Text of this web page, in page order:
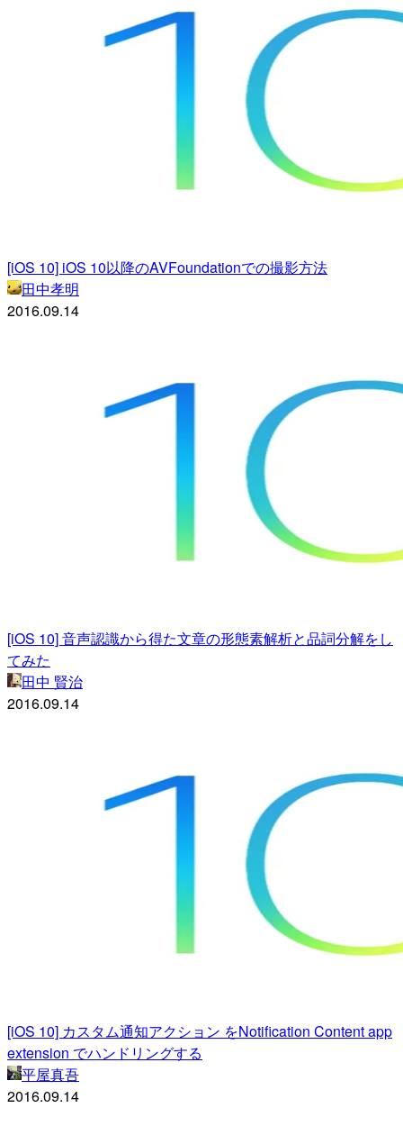
[iOS 10] iOS 10以降のAVFoundationでの撮影方法
田中孝明
2016.09.14
[iOS 10] 音声認識から得た文章の形態素解析と品詞分解をし
てみた
田中 賢治
2016.09.14
[iOS 10] カスタム通知アクション をNotification Content app
extension でハンドリングする
平屋真吾
2016.09.14